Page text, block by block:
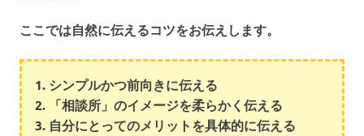
ここでは自然に伝えるコツをお伝えします。
1. シンプルかつ前向きに伝える
2. 「相談所」のイメージを柔らかく伝える
3. 自分にとってのメリットを具体的に伝える